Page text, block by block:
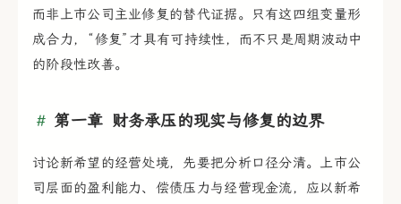
而非上市公司主业修复的替代证据。只有这四组变量形
成合力，“修复”才具有可持续性，而不只是周期波动中
的阶段性改善。
第一章 财务承压的现实与修复的边界
讨论新希望的经营处境，先要把分析口径分清。上市公
司层面的盈利能力、偿债压力与经营现金流，应以新希